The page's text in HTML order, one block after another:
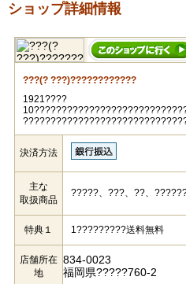
ショップ詳細情報
???(? ???)????????????
1921????
決済方法
主な
取扱商品
?????、???、??、
特典１ 1?????????送料無料
店舗所在
地
834-0023
福岡県?????760-2